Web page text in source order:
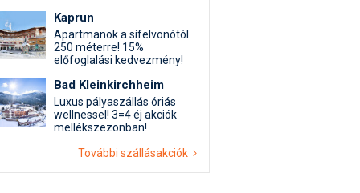
Kaprun
Apartmanok a sífelvonótól
250 méterre! 15%
előfoglalási kedvezmény!
Bad Kleinkirchheim
Luxus pályaszállás óriás
wellnessel! 3=4 éj akciók
mellékszezonban!
További szállásakciók